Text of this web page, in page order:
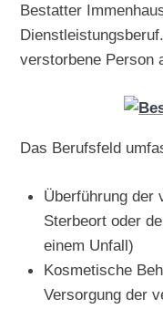
Bestatter
verstorbene Person
Das Berufsfeld
Überführung der
Sterbeort oder
einem Unfall)
Kosmetische
Versorgung der